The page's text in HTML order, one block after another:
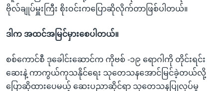
ဗိုလ်ချုပ်မှူးကြီး စိုးဝင်းကပြောဆိုလိုက်တာဖြစ်ပါတယ်။
ဒါက အထင်အမြင်မှားစေပါတယ်။
စစ်ကောင်စီ ဒုခေါင်းဆောင်က ကိုဗစ် -၁၉ ရောဂါကို တိုင်းရင်း
ဆေးနဲ့ ကာကွယ်ကုသနိုင်ရေး သုတေသနအောင်မြင်ခဲ့တယ်လို့
ပြောဆိုထားပေမယ့် ဆေးပညာဆိုင်ရာ သုတေသနပြုလုပ်မှု